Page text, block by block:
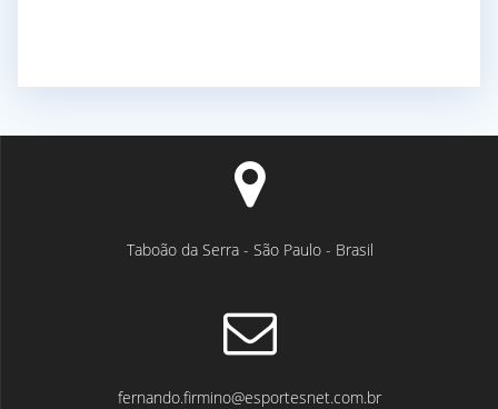
Taboão da Serra - São Paulo - Brasil
fernando.firmino@esportesnet.com.br